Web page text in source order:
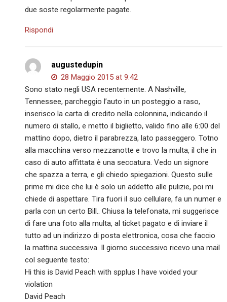
due soste regolarmente pagate.
Rispondi
augustedupin
28 Maggio 2015 at 9:42
Sono stato negli USA recentemente. A Nashville,
Tennessee, parcheggio l’auto in un posteggio a raso,
inserisco la carta di credito nella colonnina, indicando il
numero di stallo, e metto il biglietto, valido fino alle 6:00 del
mattino dopo, dietro il parabrezza, lato passeggero. Totno
alla macchina verso mezzanotte e trovo la multa, il che in
caso di auto affittata è una seccatura. Vedo un signore
che spazza a terra, e gli chiedo spiegazioni. Questo sulle
prime mi dice che lui è solo un addetto alle pulizie, poi mi
chiede di aspettare. Tira fuori il suo cellulare, fa un numer e
parla con un certo Bill.. Chiusa la telefonata, mi suggerisce
di fare una foto alla multa, al ticket pagato e di inviare il
tutto ad un indirizzo di posta elettronica, cosa che faccio
la mattina successiva. Il giorno successivo ricevo una mail
col seguente testo:
Hi this is David Peach with spplus I have voided your
violation
David Peach